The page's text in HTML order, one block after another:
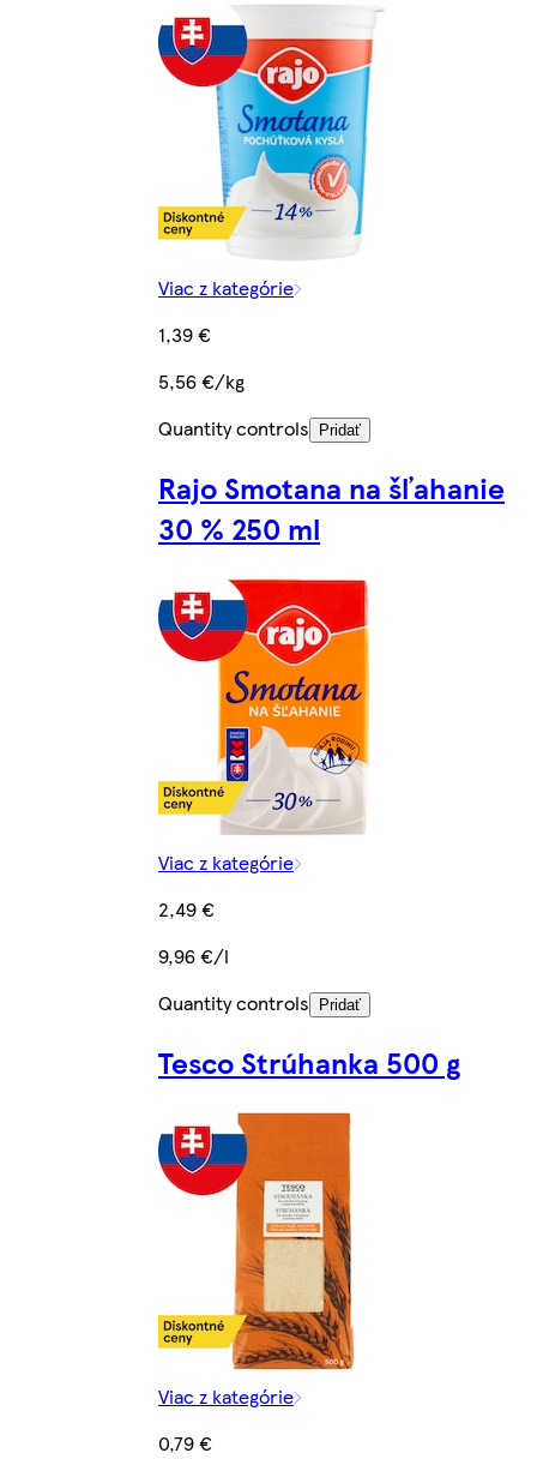
Viac z kategórie
1,39 €
5,56 €/kg
Quantity controls
Pridať
Rajo Smotana na šľahanie
30 % 250 ml
Viac z kategórie
2,49 €
9,96 €/l
Quantity controls
Pridať
Tesco Strúhanka 500 g
Viac z kategórie
0,79 €